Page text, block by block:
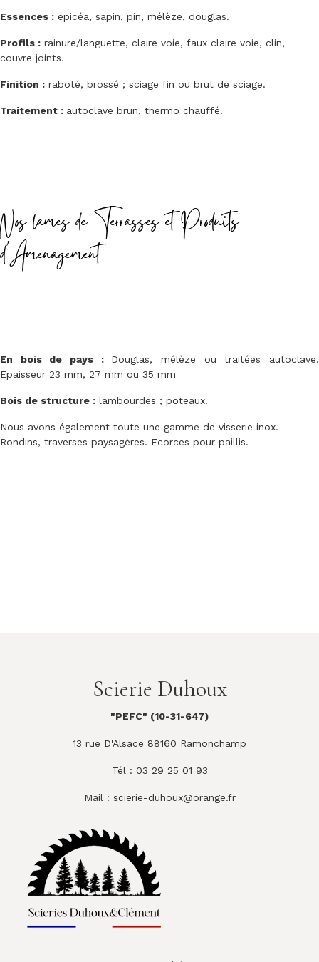
Essences : épicéa, sapin, pin, mélèze, douglas.
Profils : rainure/languette, claire voie, faux claire voie, clin,
couvre joints.
Finition : raboté, brossé ; sciage fin ou brut de sciage.
Traitement : autoclave brun, thermo chauffé.
Nos lames de Terrasses et Produits
d'Amenagement
En bois de pays : Douglas, mélèze ou traitées autoclave.
Epaisseur 23 mm, 27 mm ou 35 mm
Bois de structure : lambourdes ; poteaux.
Nous avons également toute une gamme de visserie inox.
Rondins, traverses paysagères. Ecorces pour paillis.
Scierie Duhoux
"PEFC" (10-31-647)
13 rue D'Alsace 88160 Ramonchamp
Tél : 03 29 25 01 93
Mail : scierie-duhoux@orange.fr